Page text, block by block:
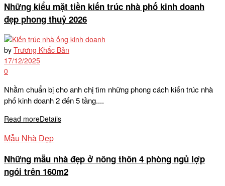
Những kiểu mặt tiền kiến trúc nhà phố kinh doanh
đẹp phong thuỷ 2026
by Trương Khắc Bản
17/12/2025
0
Nhằm chuẩn bị cho anh chị tìm những phong cách kiến trúc nhà
phố kinh doanh 2 đến 5 tầng....
Read moreDetails
Mẫu Nhà Đẹp
Những mẫu nhà đẹp ở nông thôn 4 phòng ngủ lợp
ngói trên 160m2